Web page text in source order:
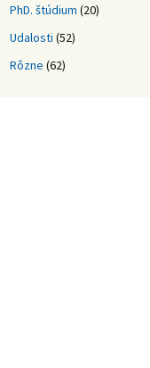
PhD. štúdium (20)
Udalosti (52)
Rôzne (62)